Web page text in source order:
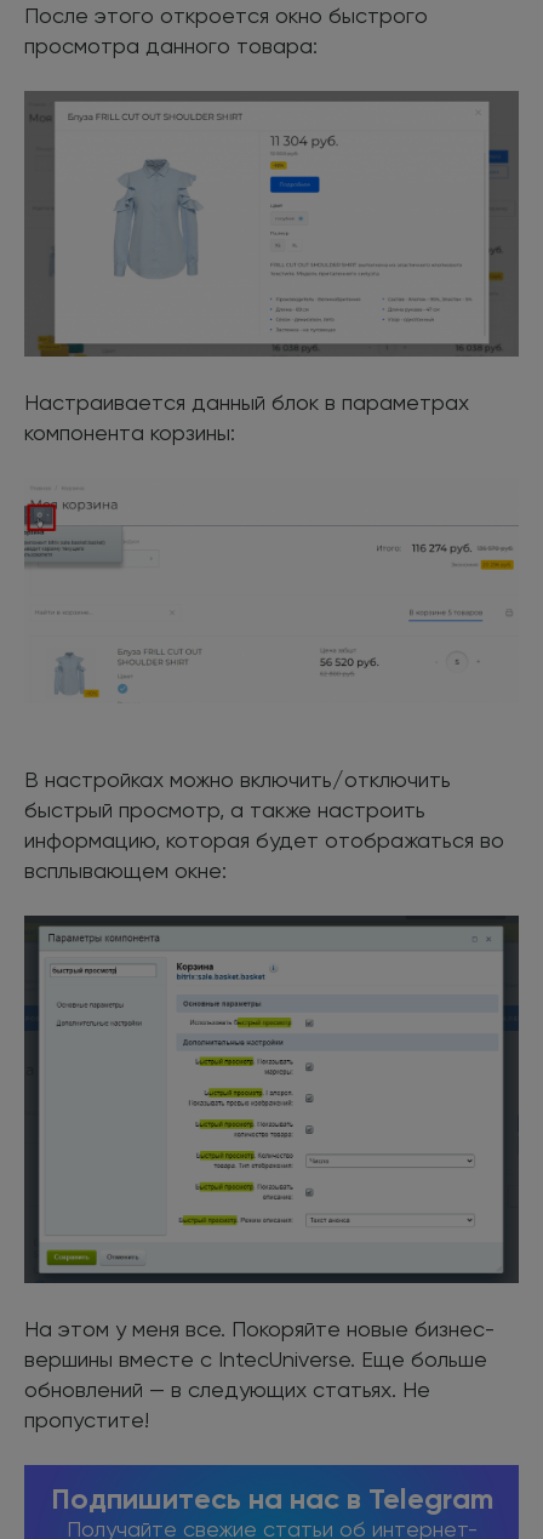
После этого откроется окно быстрого
просмотра данного товара:
Настраивается данный блок в параметрах
компонента корзины:
В настройках можно включить/отключить
быстрый просмотр, а также настроить
информацию, которая будет отображаться во
всплывающем окне:
На этом у меня все. Покоряйте новые бизнес-
вершины вместе с IntecUniverse. Еще больше
обновлений — в следующих статьях. Не
пропустите!
Подпишитесь на нас в Telegram
Получайте свежие статьи об интернет-